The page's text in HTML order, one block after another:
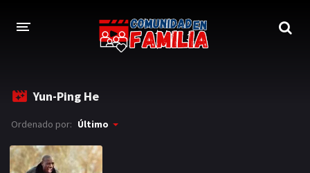
LOGIN
Yun-Ping He
Ordenado por: Último